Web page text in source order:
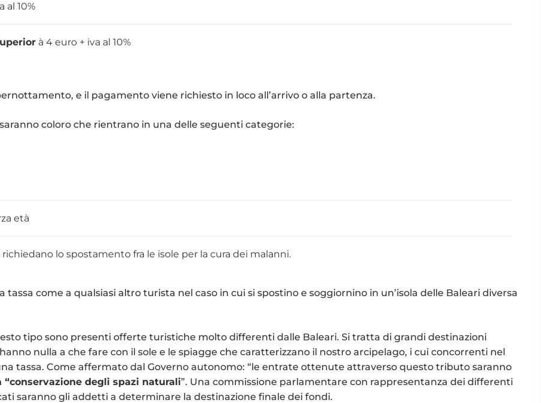
al 10%
à 4 euro + iva al 10%
e il pagamento viene richiesto in loco all’arrivo o alla partenza.
saranno coloro che rientrano in una delle seguenti categorie:
età
lo spostamento fra le isole per la cura dei malanni.
come a qualsiasi altro turista nel caso in cui si spostino e soggiornino in un’isola delle Baleari diversa
tipo sono presenti offerte turistiche molto differenti dalle Baleari. Si tratta di grandi destinazioni
nulla a che fare con il sole e le spiagge che caratterizzano il nostro arcipelago, i cui concorrenti nel
tassa. Come affermato dal Governo autonomo: “le entrate ottenute attraverso questo tributo saranno
degli spazi naturali”. Una commissione parlamentare con rappresentanza dei differenti
saranno gli addetti a determinare la destinazione finale dei fondi.